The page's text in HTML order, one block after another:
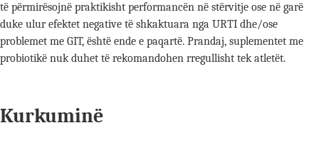
të përmirësojnë praktikisht performancën në stërvitje ose në garë
duke ulur efektet negative të shkaktuara nga URTI dhe/ose
problemet me GIT, është ende e paqartë. Prandaj, suplementet me
probiotikë nuk duhet të rekomandohen rregullisht tek atletët.
Kurkuminë